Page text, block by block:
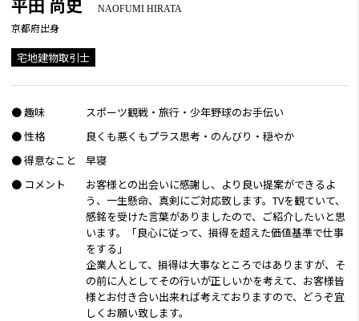
平田 尚史 NAOFUMI HIRATA
京都府出身
宅地建物取引士
● 趣味
スポーツ観戦・旅行・少年野球のお手伝い
● 性格
良くも悪くもプラス思考・のんびり・穏やか
● 得意なこと
早寝
● コメント
お客様との出会いに感謝し、より良い提案ができるよ
う、一生懸命、真剣にご対応致します。TVを観ていて、
感銘を受けた言葉がありましたので、ご紹介したいと思
います。「良心に従って、損得を超えた価値基準で仕事
をする」
企業人として、損得は大事なところではありますが、そ
の前に人としてその行いが正しいかを考えて、お客様皆
様とお付き合い出来れば考えておりますので、どうぞ宜
しくお願い致します。